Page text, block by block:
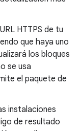
HTTPS de tu
que haya uno
los bloques
se usa
el paquete de
instalaciones
de resultado